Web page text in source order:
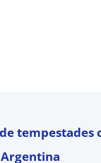
tempestades